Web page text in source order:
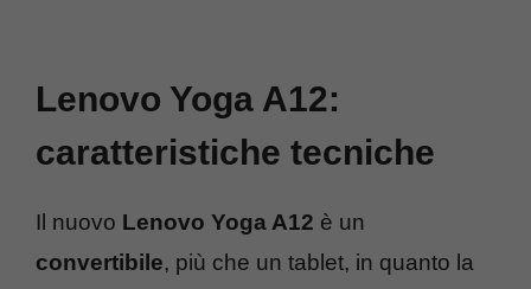
Lenovo Yoga A12:
caratteristiche tecniche
Il nuovo Lenovo Yoga A12 è un
convertibile, più che un tablet, in quanto la